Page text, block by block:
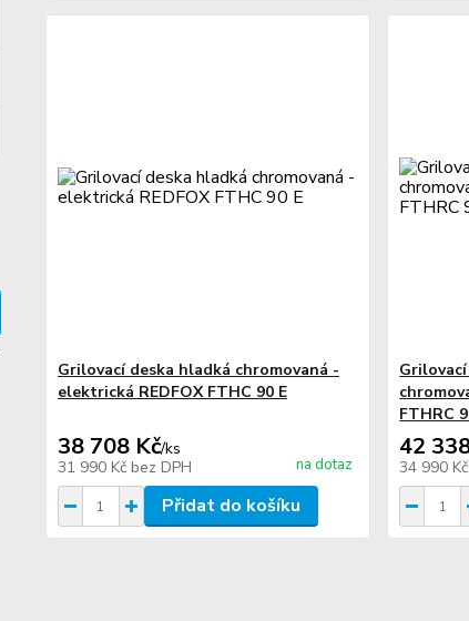
Grilovací deska hladká chromovaná -
elektrická REDFOX FTHC 90 E
38 708 Kč/ks
31 990 Kč bez DPH na dotaz
Přidat do košíku
FTHRC
42
34 990 Kč